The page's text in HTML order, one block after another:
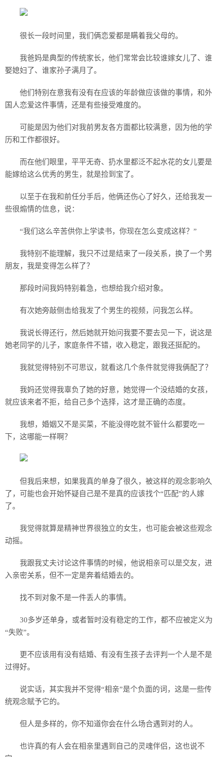
很长一段时间里，我们俩恋爱都是瞒着我父母的。
我爸妈是典型的传统家长，他们常常会比较谁嫁女儿了、谁
娶媳妇了、谁家孙子满月了。
他们特别在意我有没有在应该的年龄做应该做的事情，和外
国人恋爱这件事情，还是有些接受难度的。
可能是因为他们对我前男友各方面都比较满意，因为他的学
历和工作都很好。
而在他们眼里，平平无奇、扔水里都泛不起水花的女儿要是
能嫁给这么优秀的男生，就是捡到宝了。
以至于在我和前任分手后，他俩还伤心了好久，还给我发一
些很煽情的信息，说：
“我们这么辛苦供你上学读书，你现在怎么变成这样？”
我特别不能理解，我只不过是结束了一段关系，换了一个男
朋友，我是变得怎么样了？
那段时间我妈特别着急，也想给我介绍对象。
有次她旁敲侧击给我发了个男生的视频，问我怎么样。
我说长得还行，然后她就开始问我要不要去见一下，说这是
她老同学的儿子，家庭条件不错，收入稳定，跟我还挺配的。
我就觉得特别不可思议，就看这几个条件就觉得我俩配了？
我妈还觉得我辜负了她的好意，她觉得一个没结婚的女孩，
就应该来者不拒，给自己多个选择，这才是正确的态度。
我想，婚姻又不是买菜，不能没得吃就不管什么都要吃一
下，这哪能一样啊？
但我后来想，如果我真的单身了很久，被这样的观念影响久
了，可能也会开始怀疑自己是不是真的应该找个“匹配”的人嫁
了。
我觉得就算是精神世界很独立的女生，也可能会被这些观念
动摇。
我跟我丈夫讨论这件事情的时候，他说相亲可以是交友，进
入亲密关系，但不一定是奔着结婚去的。
找不到对象不是一件丢人的事情。
30多岁还单身，或者暂时没有稳定的工作，都不应被定义为
“失败”。
更不应该用有没有结婚、有没有生孩子去评判一个人是不是
过得好。
说实话，其实我并不觉得“相亲”是个负面的词，这是一些传
统观念赋予它的。
但人是多样的，你不知道你会在什么场合遇到对的人。
也许真的有人会在相亲里遇到自己的灵魂伴侣，这也说不